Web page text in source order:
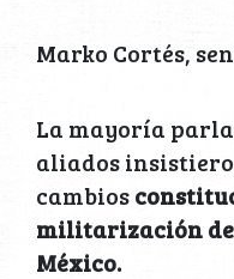
Marko Cortés,
La mayoría
aliados
cambios
militarización
México.